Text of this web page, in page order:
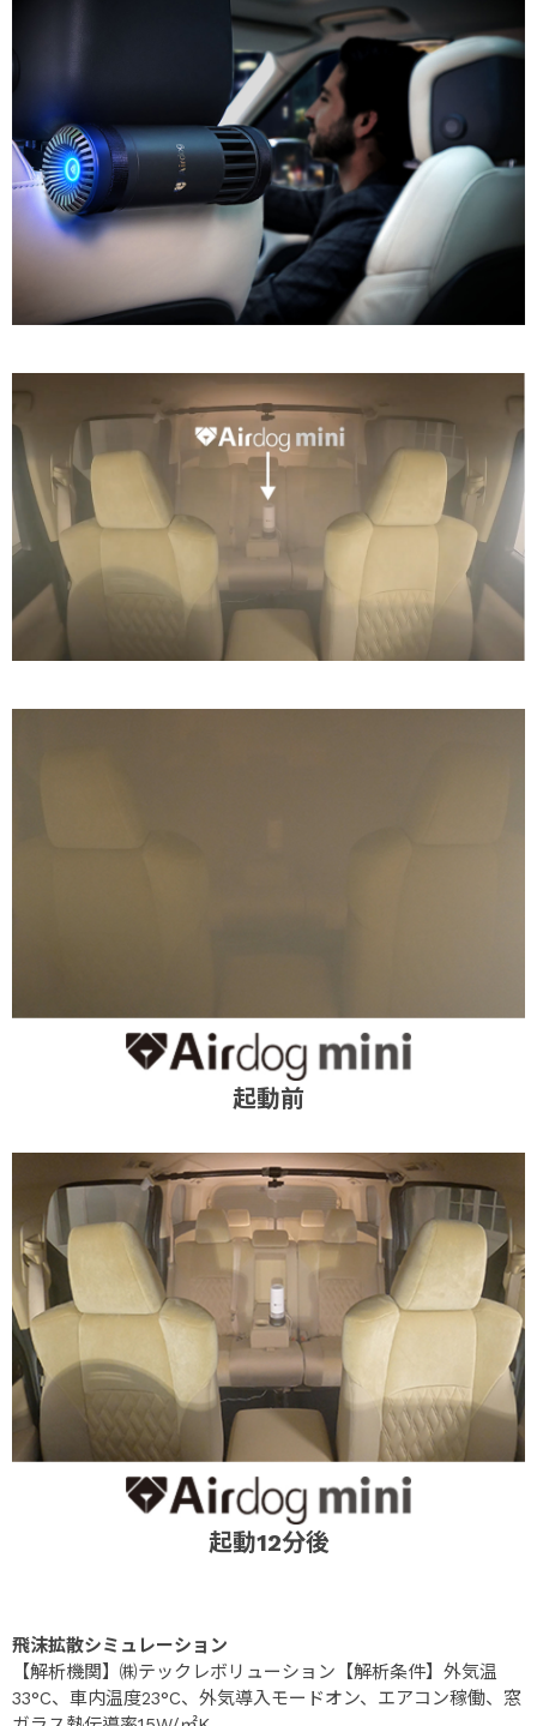
起動前
起動12分後
飛沫拡散シミュレーション
【解析機関】㈱テックレボリューション【解析条件】外気温
33°C、車内温度23°C、外気導入モードオン、エアコン稼働、窓